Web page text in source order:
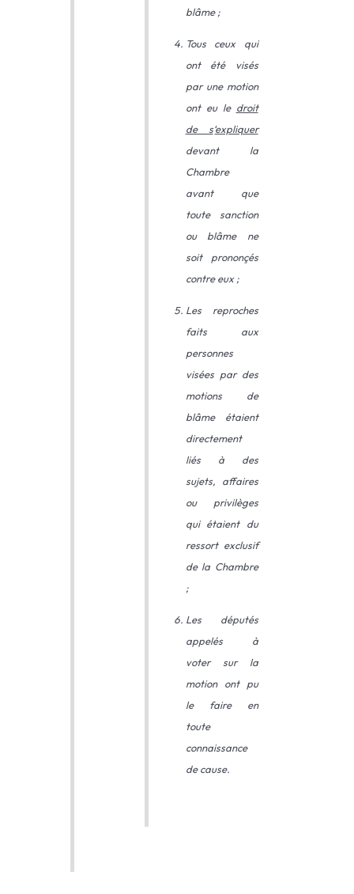
blâme ;
Tous ceux qui
ont été visés
par une motion
ont eu le droit
de s‘expliquer
devant la
Chambre
avant que
toute sanction
ou blâme ne
soit prononçés
contre eux ;
Les reproches
faits aux
personnes
visées par des
motions de
blâme étaient
directement
liés à des
sujets, affaires
ou privilèges
qui étaient du
ressort exclusif
de la Chambre
;
Les députés
appelés à
voter sur la
motion ont pu
le faire en
toute
connaissance
de cause.